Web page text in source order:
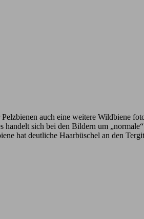
auch eine weitere Wildbiene
sich bei den Bildern um
hat deutliche Haarbüschel an den